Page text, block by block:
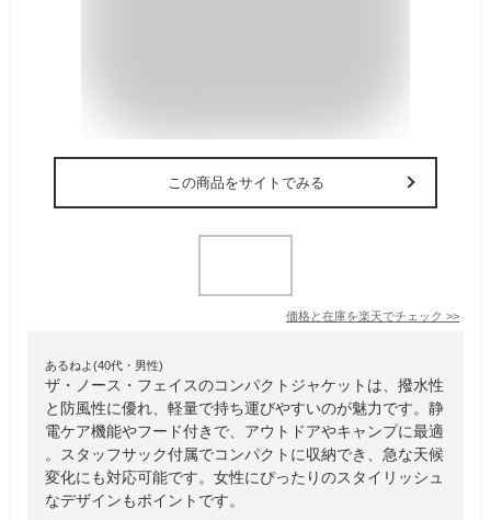
この商品をサイトでみる
価格と在庫を楽天でチェック >>
あるねよ(40代・男性)
ザ・ノース・フェイスのコンパクトジャケットは、撥水性
と防風性に優れ、軽量で持ち運びやすいのが魅力です。静
電ケア機能やフード付きで、アウトドアやキャンプに最適
。スタッフサック付属でコンパクトに収納でき、急な天候
変化にも対応可能です。女性にぴったりのスタイリッシュ
なデザインもポイントです。